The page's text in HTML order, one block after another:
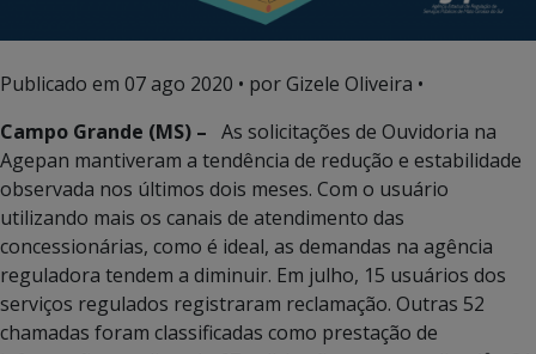
Publicado em 07 ago 2020 • por Gizele Oliveira •
Campo Grande (MS) – As solicitações de Ouvidoria na
Agepan mantiveram a tendência de redução e estabilidade
observada nos últimos dois meses. Com o usuário
utilizando mais os canais de atendimento das
concessionárias, como é ideal, as demandas na agência
reguladora tendem a diminuir. Em julho, 15 usuários dos
serviços regulados registraram reclamação. Outras 52
chamadas foram classificadas como prestação de